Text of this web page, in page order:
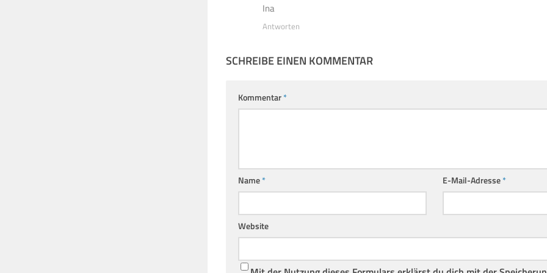
Ina
Antworten
SCHREIBE EINEN KOMMENTAR
Kommentar*
Name* E-Mail-Adresse*
Website